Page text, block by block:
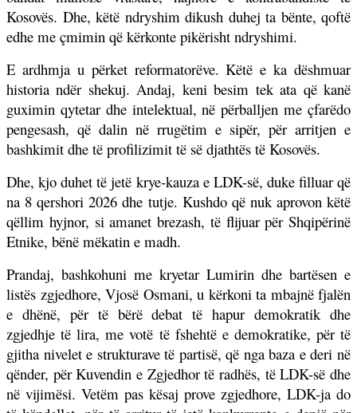
Kosovës. Dhe, këtë ndryshim dikush duhej ta bënte, qoftë
edhe me çmimin që kërkonte pikërisht ndryshimi.
E ardhmja u përket reformatorëve. Këtë e ka dëshmuar
historia ndër shekuj. Andaj, keni besim tek ata që kanë
guximin qytetar dhe intelektual, në përballjen me çfarëdo
pengesash, që dalin në rrugëtim e sipër, për arritjen e
bashkimit dhe të profilizimit të së djathtës të Kosovës.
Dhe, kjo duhet të jetë krye-kauza e LDK-së, duke filluar që
na 8 qershori 2026 dhe tutje. Kushdo që nuk aprovon këtë
qëllim hyjnor, si amanet brezash, të flijuar për Shqipërinë
Etnike, bënë mëkatin e madh.
Prandaj, bashkohuni me kryetar Lumirin dhe bartësen e
listës zgjedhore, Vjosë Osmani, u kërkoni ta mbajnë fjalën
e dhënë, për të bërë debat të hapur demokratik dhe
zgjedhje të lira, me votë të fshehtë e demokratike, për të
gjitha nivelet e strukturave të partisë, që nga baza e deri në
qënder, për Kuvendin e Zgjedhor të radhës, të LDK-së dhe
në vijimësi. Vetëm pas kësaj prove zgjedhore, LDK-ja do